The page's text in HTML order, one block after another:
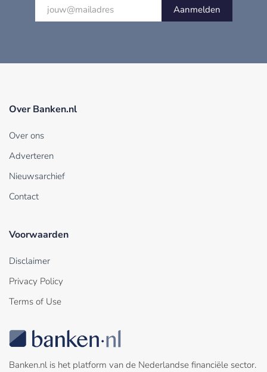
Aanmelden
Over Banken.nl
Over ons
Adverteren
Nieuwsarchief
Contact
Voorwaarden
Disclaimer
Privacy Policy
Terms of Use
Banken.nl is het platform van de Nederlandse financiële sector.